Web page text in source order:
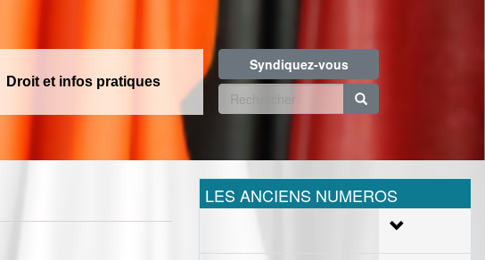
Droit et infos pratiques
Syndiquez-vous
Formulaire
recherche
LES ANCIENS NUMEROS